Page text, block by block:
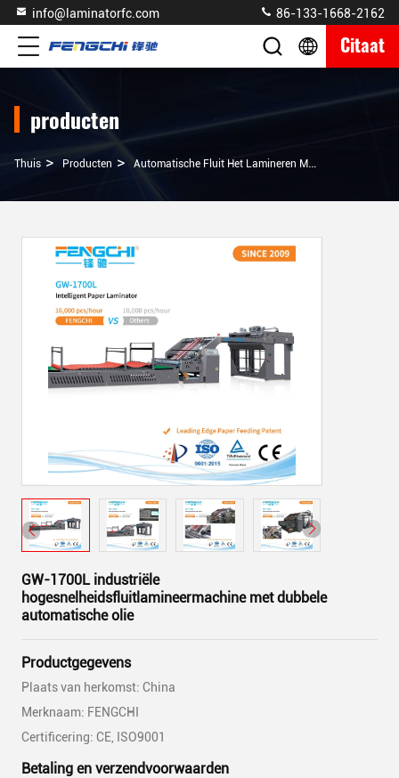
info@laminatorfc.com 86-133-1668-2162
Citaat
producten
Thuis > Producten > Automatische Fluit Het Lamineren Machine
GW-1700L industriële
hogesnelheidsfluitlamineermachine met dubbele
automatische olie
Productgegevens
Plaats van herkomst: China
Merknaam: FENGCHI
Certificering: CE, ISO9001
Betaling en verzendvoorwaarden